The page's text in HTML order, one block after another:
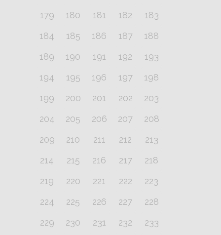
179
180 181 182
183
184
185 186 187
188
189
190 191 192
193
194
195 196 197
198
199
200 201 202
203
204
205 206 207
208
209
210 211 212
213
214
215 216 217
218
219
220 221 222
223
224
225 226 227
228
229
230 231 232
233